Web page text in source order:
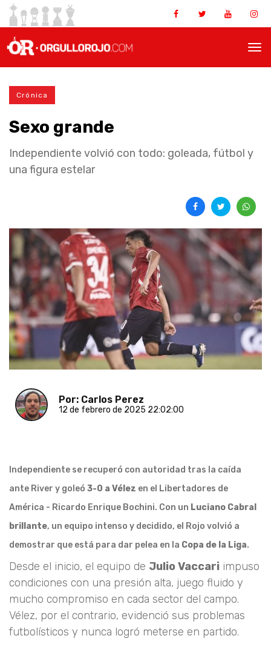
Crónica
Sexo grande
Independiente volvió con todo: goleada, fútbol y
una figura estelar
Por: Carlos Perez
12 de febrero de 2025 22:02:00
Independiente se recuperó con autoridad tras la caída
ante River y goleó 3-0 a Vélez en el Libertadores de
América - Ricardo Enrique Bochini. Con un Luciano Cabral
brillante, un equipo intenso y decidido, el Rojo volvió a
demostrar que está para dar pelea en la Copa de la Liga.
Desde el inicio, el equipo de Julio Vaccari impuso
condiciones con una presión alta, juego fluido y
mucho compromiso en cada sector del campo.
Vélez, por el contrario, evidenció sus problemas
futbolísticos y nunca logró meterse en partido.